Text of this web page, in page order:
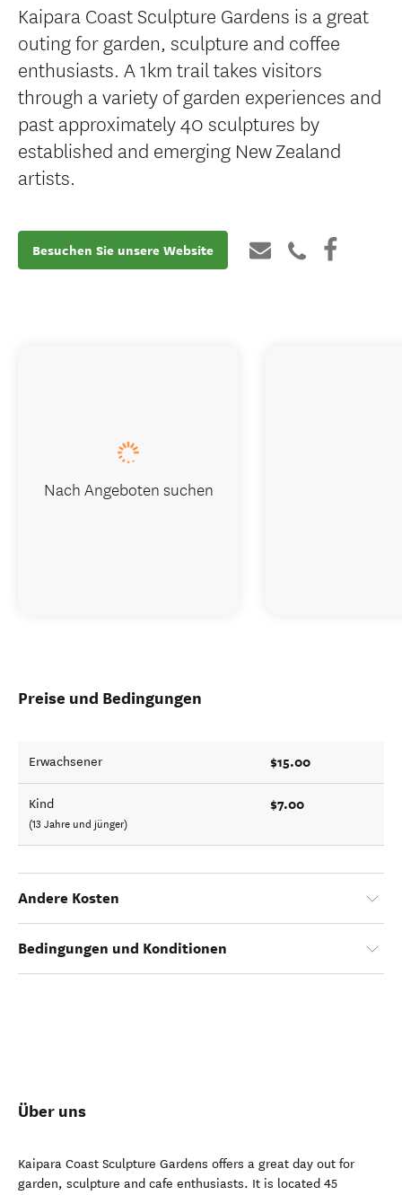
Kaipara Coast Sculpture Gardens is a great
outing for garden, sculpture and coffee
enthusiasts. A 1km trail takes visitors
through a variety of garden experiences and
past approximately 40 sculptures by
established and emerging New Zealand
artists.
Besuchen Sie unsere Website
Preise und Bedingungen
Erwachsener $15.00
Kind
(13 Jahre und jünger)
$7.00
Andere Kosten
Bedingungen und Konditionen
Über uns
Kaipara Coast Sculpture Gardens offers a great day out for
garden, sculpture and cafe enthusiasts. It is located 45
Nach Angeboten suchen